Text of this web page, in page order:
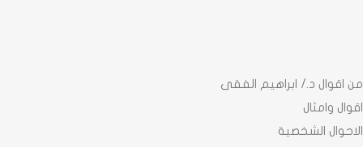
من اقوال د./ ابراهيم الفقى
اقوال وامثال
الاحوال الشخصية